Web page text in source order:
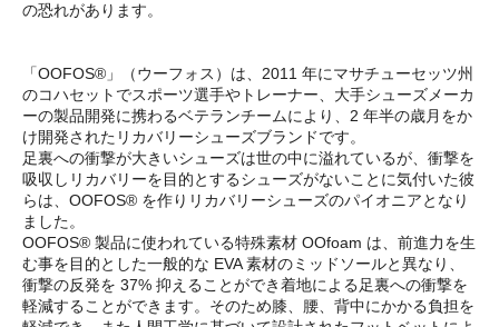
の恐れがあります。
「OOFOS®」（ウーフォス）は、2011 年にマサチューセッツ州
のコハセットでスポーツ選手やトレーナー、大手シューズメーカ
ーの製品開発に携わるベテランチームにより、2 年半の歳月をか
け開発されたリカバリーシューズブランドです。
足裏への衝撃が大きいシューズは世の中に溢れているが、衝撃を
吸収しリカバリーを目的とするシューズがないことに気付いた彼
らは、OOFOS® を作りリカバリーシューズのパイオニアとなり
ました。
OOFOS® 製品に使われている特殊素材 OOfoam は、前進力を生
む事を目的とした一般的な EVA 素材のミッドソールと異なり、
衝撃の反発を 37% 抑えることができ着地による足裏への衝撃を
軽減することができます。そのため膝、腰、背中にかかる負担を